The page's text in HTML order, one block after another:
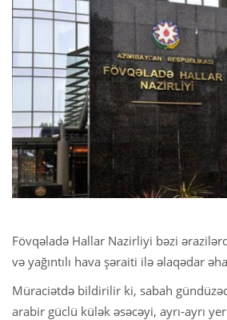
Fövqəladə Hallar Nazirliyi bəzi
və yağıntılı hava şəraiti ilə əlaqədar
Müraciətdə bildirilir ki, sabah
arabir güclü külək əsəcəyi, ayrı-ayrı